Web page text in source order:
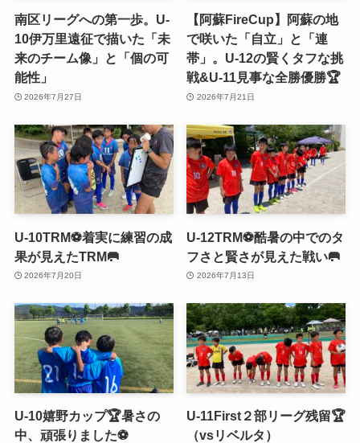
南区リーグへの第一歩。U-
10伊万里遠征で描いた「未
来のチーム像」と「個の可
能性」
2026年7月27日
【阿蘇FireCup】阿蘇の地
で咲いた「自立」と「連
帯」。U-12の賢くタフな挑
戦&U-11見事な全勝優勝🏆
2026年7月21日
U-10TRM⚽️着実に練習の成
果が見えたTRM🥅
2026年7月20日
U-12TRM⚽️酷暑の中でのタ
フさと賢さが見えた戦い🥅
2026年7月13日
U-10嬉野カップ🏆暑さの
中、頑張りました⚽️
U-11First２部リーグ残留🏆
（vsリベルタ）